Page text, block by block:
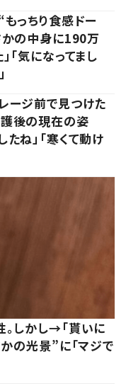
っちり食感ドー
の中身に190万
「気になってまし
ージ前で見つけた
後の現在の姿
ね」「寒くて動け
しかし→「貰いに
かの光景”に「マジで